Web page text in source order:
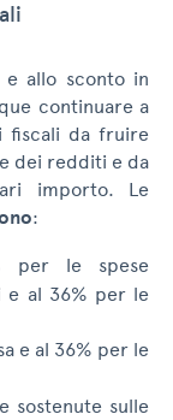
allo sconto in
continuare a
fiscali da fruire
dei redditi e da
importo. Le
:
per le spese
e al 36% per le
e al 36% per le
sostenute sulle